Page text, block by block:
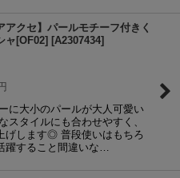
アクセ】パールモチーフ付きく
ャ[OF02] [A2307434]
に大小のパールが大人可愛い
スタイルにも合わせやすく、
げします◎ 普段使いはもちろ
躍すること間違いな…